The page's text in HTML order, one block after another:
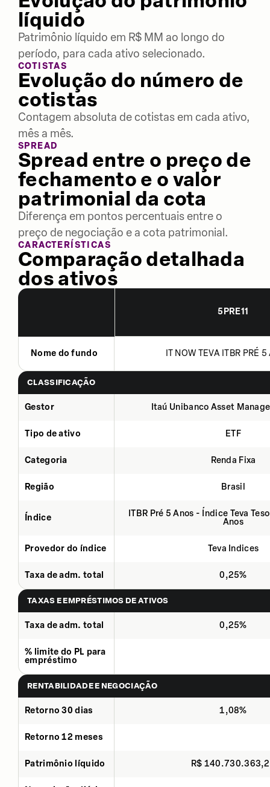
líquido
Patrimônio líquido em R$ MM ao longo do
período, para cada ativo selecionado.
COTISTAS
Evolução do número de
cotistas
Contagem absoluta de cotistas em cada ativo,
mês a mês.
SPREAD
Spread entre o preço de
fechamento e o valor
patrimonial da cota
Diferença em pontos percentuais entre o
preço de negociação e a cota patrimonial.
CARACTERÍSTICAS
Comparação detalhada
dos ativos
5PRE11
Nome do fundo IT NOW TEVA ITBR PRÉ
CLASSIFICAÇÃO
Gestor Itaú Unibanco Asset
Tipo de ativo ETF
Categoria Renda Fixa
Região Brasil
Índice
ITBR Pré 5 Anos - Índice Teva
Anos
Provedor do índice Teva Indices
Taxa de adm. total 0,25%
TAXAS E EMPRÉSTIMOS DE ATIVOS
Taxa de adm. total 0,25%
% limite do PL para
empréstimo
RENTABILIDADE E NEGOCIAÇÃO
Retorno 30 dias 1,08%
Retorno 12 meses
Patrimônio líquido R$